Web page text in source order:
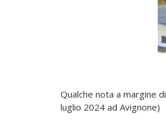
Qualche nota a margine di
luglio 2024 ad Avignone)